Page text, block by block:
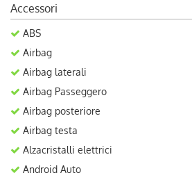
Accessori
ABS
Airbag
Airbag laterali
Airbag Passeggero
Airbag posteriore
Airbag testa
Alzacristalli elettrici
Android Auto